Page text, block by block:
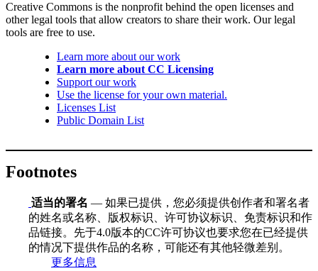
Creative Commons is the nonprofit behind the open licenses and
other legal tools that allow creators to share their work. Our legal
tools are free to use.
Learn more about our work
Learn more about CC Licensing
Support our work
Use the license for your own material.
Licenses List
Public Domain List
Footnotes
适当的署名 — 如果已提供，您必须提供创作者和署名者
的姓名或名称、版权标识、许可协议标识、免责标识和作
品链接。先于4.0版本的CC许可协议也要求您在已经提供
的情况下提供作品的名称，可能还有其他轻微差别。
更多信息